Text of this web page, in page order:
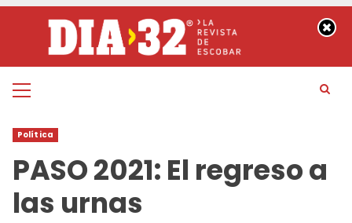
contenido
Menú
Política
PASO 2021: El regreso a
las urnas